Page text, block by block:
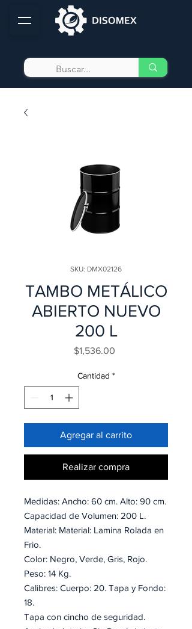
SKU: DMX02126
TAMBO METÁLICO
ABIERTO NUEVO
200 L
$1,536.00
Cantidad *
Agregar al carrito
Realizar compra
Medidas: Ancho: 60 cm. Alto: 90 cm.
Capacidad de Volumen: 200 L.
Material: Material: Lamina Rolada en
Frio.
Color: Negro, Verde, Gris, Rojo.
Peso: 14 Kg.
Calibres: Cuerpo: 20. Tapa y Fondo:
18.
Tapa con cincho de seguridad.